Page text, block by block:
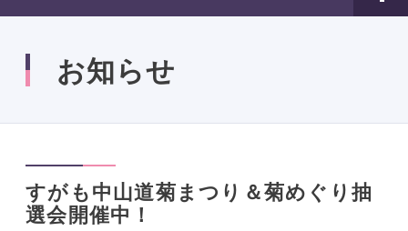
お知らせ
すがも中山道菊まつり＆菊めぐり抽
選会開催中！